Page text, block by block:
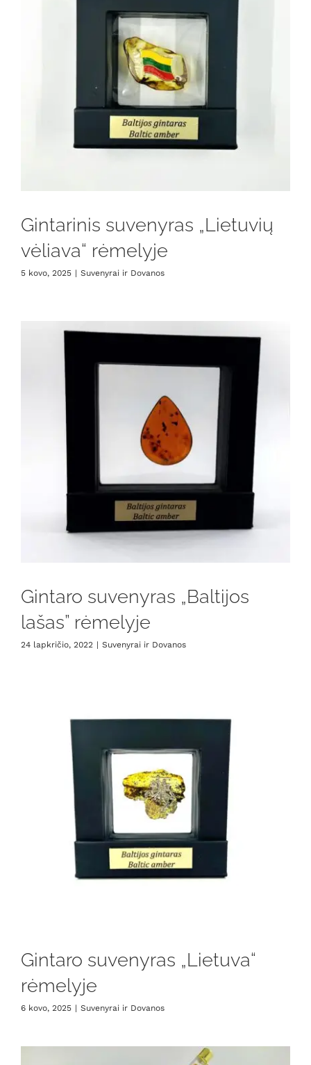
Gintarinis suvenyras „Lietuvių
vėliava“ rėmelyje
5 kovo, 2025 | Suvenyrai ir Dovanos
Gintaro suvenyras „Baltijos
lašas” rėmelyje
24 lapkričio, 2022 | Suvenyrai ir Dovanos
Gintaro suvenyras „Lietuva“
rėmelyje
6 kovo, 2025 | Suvenyrai ir Dovanos